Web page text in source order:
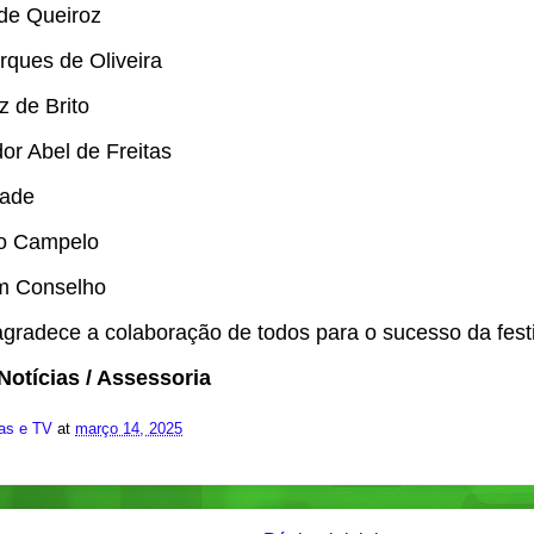
Queiroz
de Oliveira
de Brito
Abel de Freitas
Campelo
Conselho
a colaboração de todos para o sucesso da
/ Assessoria
e TV at março 14, 2025